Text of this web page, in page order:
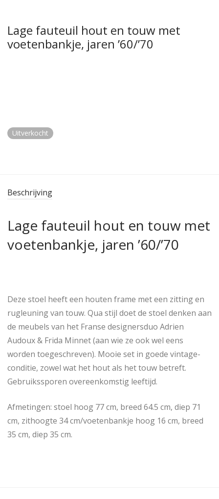
Lage fauteuil hout en touw met
voetenbankje, jaren ’60/’70
Uitverkocht
Beschrijving
Lage fauteuil hout en touw met
voetenbankje, jaren ’60/’70
Deze stoel heeft een houten frame met een zitting en
rugleuning van touw. Qua stijl doet de stoel denken aan
de meubels van het Franse designersduo Adrien
Audoux & Frida Minnet (aan wie ze ook wel eens
worden toegeschreven). Mooie set in goede vintage-
conditie, zowel wat het hout als het touw betreft.
Gebruikssporen overeenkomstig leeftijd.
Afmetingen: stoel hoog 77 cm, breed 64.5 cm, diep 71
cm, zithoogte 34 cm/voetenbankje hoog 16 cm, breed
35 cm, diep 35 cm.